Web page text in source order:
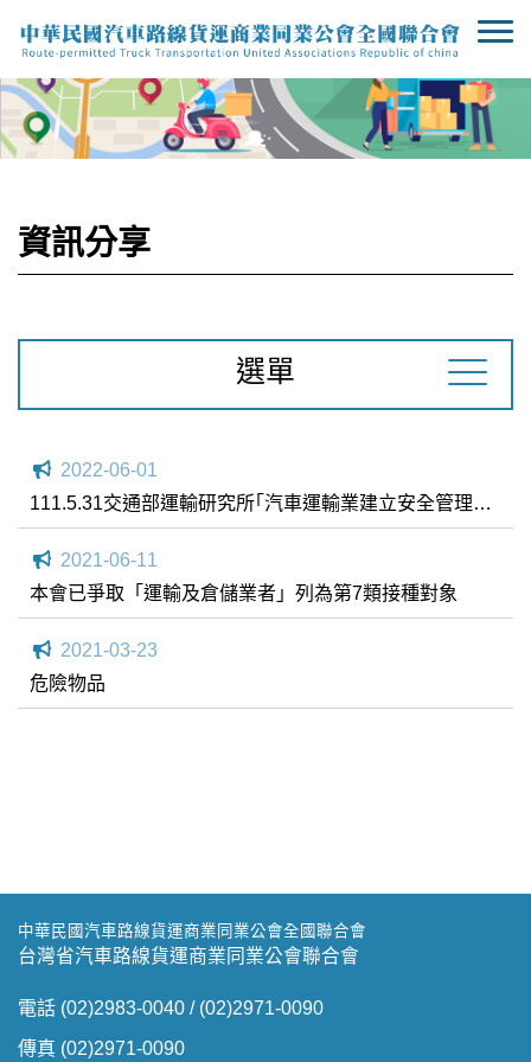
資訊分享
選單
2022-06-01
111.5.31交通部運輸研究所｢汽車運輸業建立安全管理制
度之挑戰與展望座談會｣YT網址
2021-06-11
本會已爭取「運輸及倉儲業者」列為第7類接種對象
2021-03-23
危險物品
中華民國汽車路線貨運商業同業公會全國聯合會
台灣省汽車路線貨運商業同業公會聯合會
電話 (02)2983-0040 / (02)2971-0090
傳真 (02)2971-0090